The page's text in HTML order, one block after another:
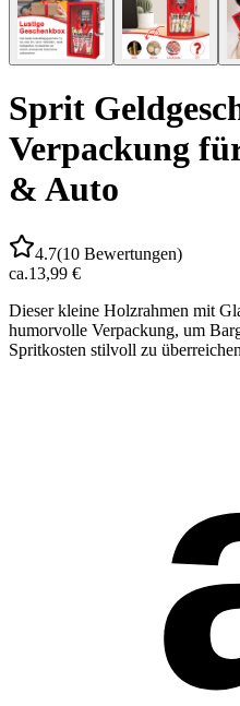
Sprit
Verpackung
& Auto
4.7(10 Bewertungen)
ca.13,99 €
Dieser kleine Holzrahmen mit
humorvolle Verpackung, um
Spritkosten stilvoll zu